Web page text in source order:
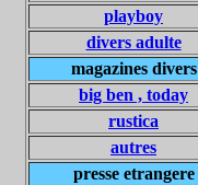
playboy
divers adulte
magazines divers
big ben , today
rustica
autres
presse etrangere